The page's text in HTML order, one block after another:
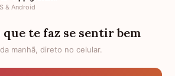
& Android
te faz se sentir bem
manhã, direto no celular.